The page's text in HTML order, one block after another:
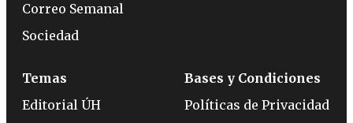
Correo Semanal
Sociedad
Temas
Editorial ÚH
Bases y Condiciones
Políticas de Privacidad